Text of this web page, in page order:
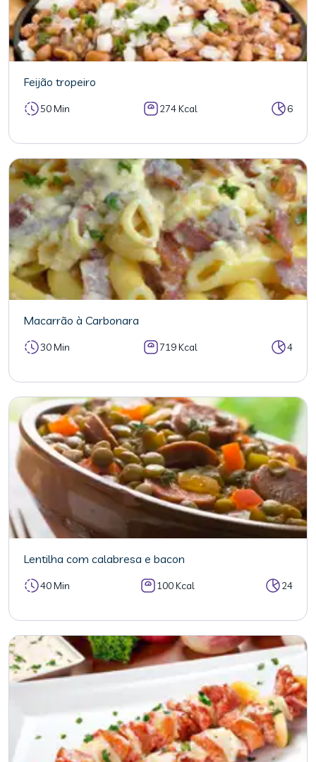
Feijão tropeiro
50 Min 274 Kcal 6
Macarrão à Carbonara
30 Min 719 Kcal 4
Lentilha com calabresa e bacon
40 Min 100 Kcal 24